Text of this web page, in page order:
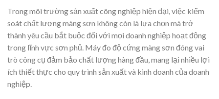
Trong môi trường sản xuất công nghiệp hiện đại, việc kiểm
soát chất lượng màng sơn không còn là lựa chọn mà trở
thành yêu cầu bắt buộc đối với mọi doanh nghiệp hoạt động
trong lĩnh vực sơn phủ. Máy đo độ cứng màng sơn đóng vai
trò công cụ đảm bảo chất lượng hàng đầu, mang lại nhiều lợi
ích thiết thực cho quy trình sản xuất và kinh doanh của doanh
nghiệp.